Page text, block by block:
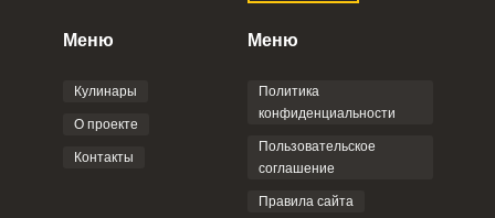
Пользовательским
соглашением
Меню
Кулинары
О проекте
Контакты
Меню
Политика
конфиденциальности
Пользовательское
соглашение
Правила сайта